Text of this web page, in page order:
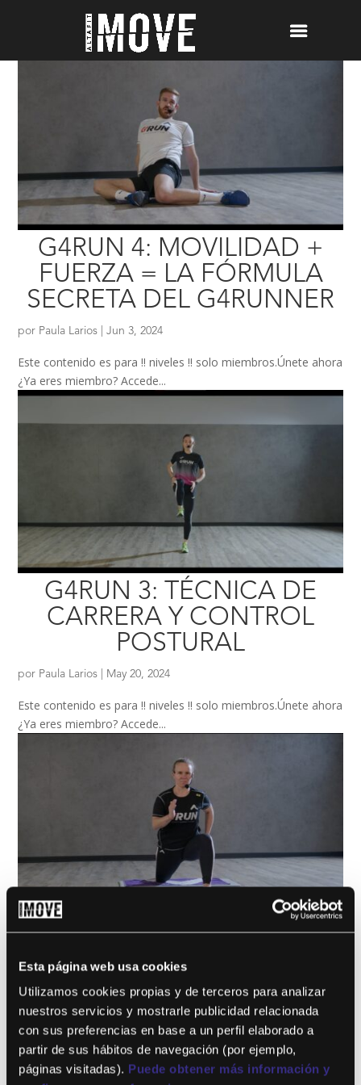
Esta página web usa cookies
Utilizamos cookies propias y de terceros para analizar
nuestros servicios y mostrarle publicidad relacionada
con sus preferencias en base a un perfil elaborado a
partir de sus hábitos de navegación (por ejemplo,
páginas visitadas). Puede obtener más información y
G4RUN 4: MOVILIDAD +
FUERZA = LA FÓRMULA
SECRETA DEL G4RUNNER
por Paula Larios |Jun 3, 2024
Este contenido es para !! niveles !! solo miembros.Únete ahora
¿Ya eres miembro? Accede...
G4RUN 3: TÉCNICA DE
CARRERA Y CONTROL
POSTURAL
por Paula Larios May 20, 2024
Este contenido es para !! niveles !! solo miembros.Únete ahora
¿Ya eres miembro? Accede...
TOBILLO Y CADERA
Paula Larios| Ene 22, 2024
Este contenido es para !! niveles !! solo miembros.Únete ahora
¿Ya eres miembro? Accede...